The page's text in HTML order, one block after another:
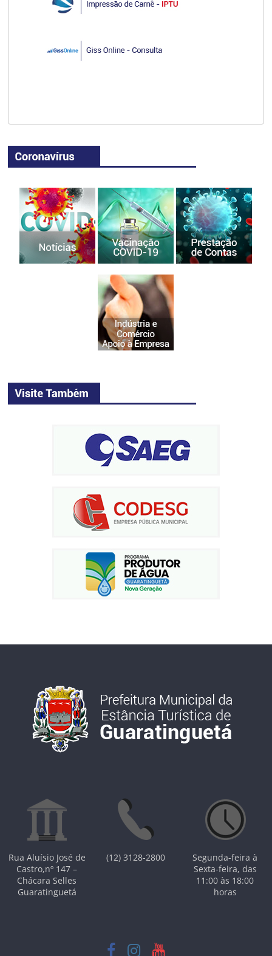
Rua Aluísio José de
Castro,nº 147 –
Chácara Selles
Guaratinguetá
(12) 3128-2800
Segunda-feira à
Sexta-feira, das
11:00 às 18:00
horas